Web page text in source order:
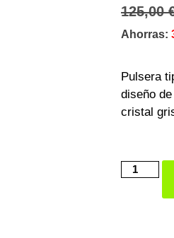
125,00
Ahorras:
Pulsera
diseño
cristal